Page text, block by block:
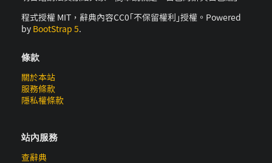
程式授權 MIT，辭典內容CC0｢不保留權利｣授權。Powered
by BootStrap 5.
條款
關於本站
服務條款
隱私權條款
站內服務
查辭典